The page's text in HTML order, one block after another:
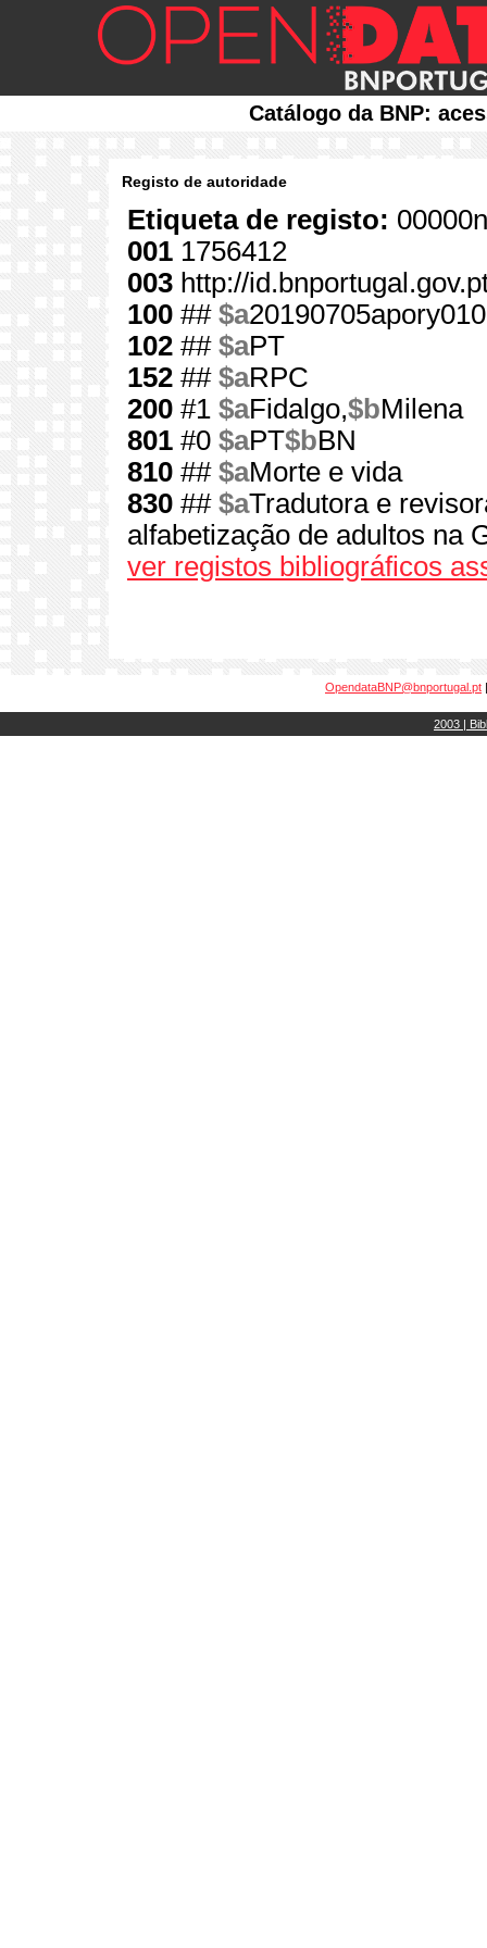
Catálogo da BNP:
Registo de autoridade
Etiqueta de registo:
001 1756412
003 http://
100 ## $a
102 ## $aPT
152 ## $aRPC
200 #1 $aFidalgo,$bMilena
801 #0 $aPT$bBN
810 ## $aMorte e vida
830 ## $aTradutora e
alfabetização de adultos na
ver registos bibliográficos
OpendataBNP@bnportugal.pt
2003 |